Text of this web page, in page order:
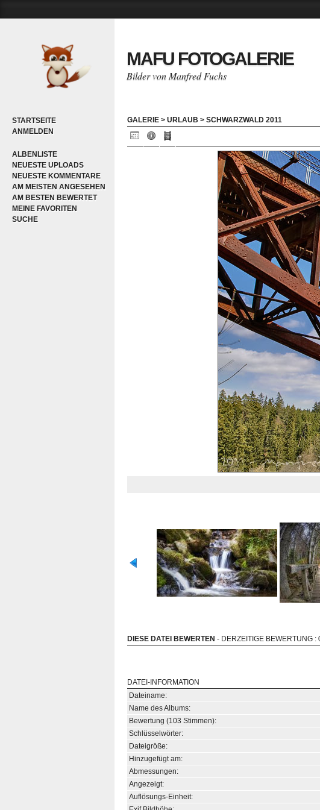
STARTSEITE
ANMELDEN
ALBENLISTE
NEUESTE UPLOADS
NEUESTE KOMMENTARE
AM MEISTEN ANGESEHEN
AM BESTEN BEWERTET
MEINE FAVORITEN
SUCHE
MAFU FOTOGALERIE
Bilder von Manfred Fuchs
GALERIE > URLAUB > SCHWARZWALD 2011
DIESE DATEI BEWERTEN - DERZEITIGE BEWERTUNG :
DATEI-INFORMATION
Dateiname:
Name des Albums:
Bewertung (103 Stimmen):
Schlüsselwörter:
Dateigröße:
Hinzugefügt am:
Abmessungen:
Angezeigt:
Auflösungs-Einheit: